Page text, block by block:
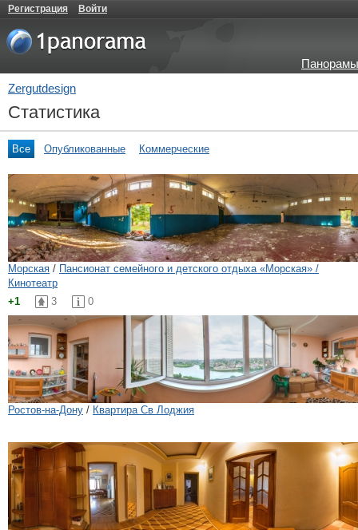
Регистрация Войти
Zergutdesign
Статистика
Все Опубликованные Коммерческие
Морская / Пансионат семейного и детского отдыха «Морская» /
Кинотеатр
+1
3 0
Ростов-на-Дону / Квартира Св Лоджия